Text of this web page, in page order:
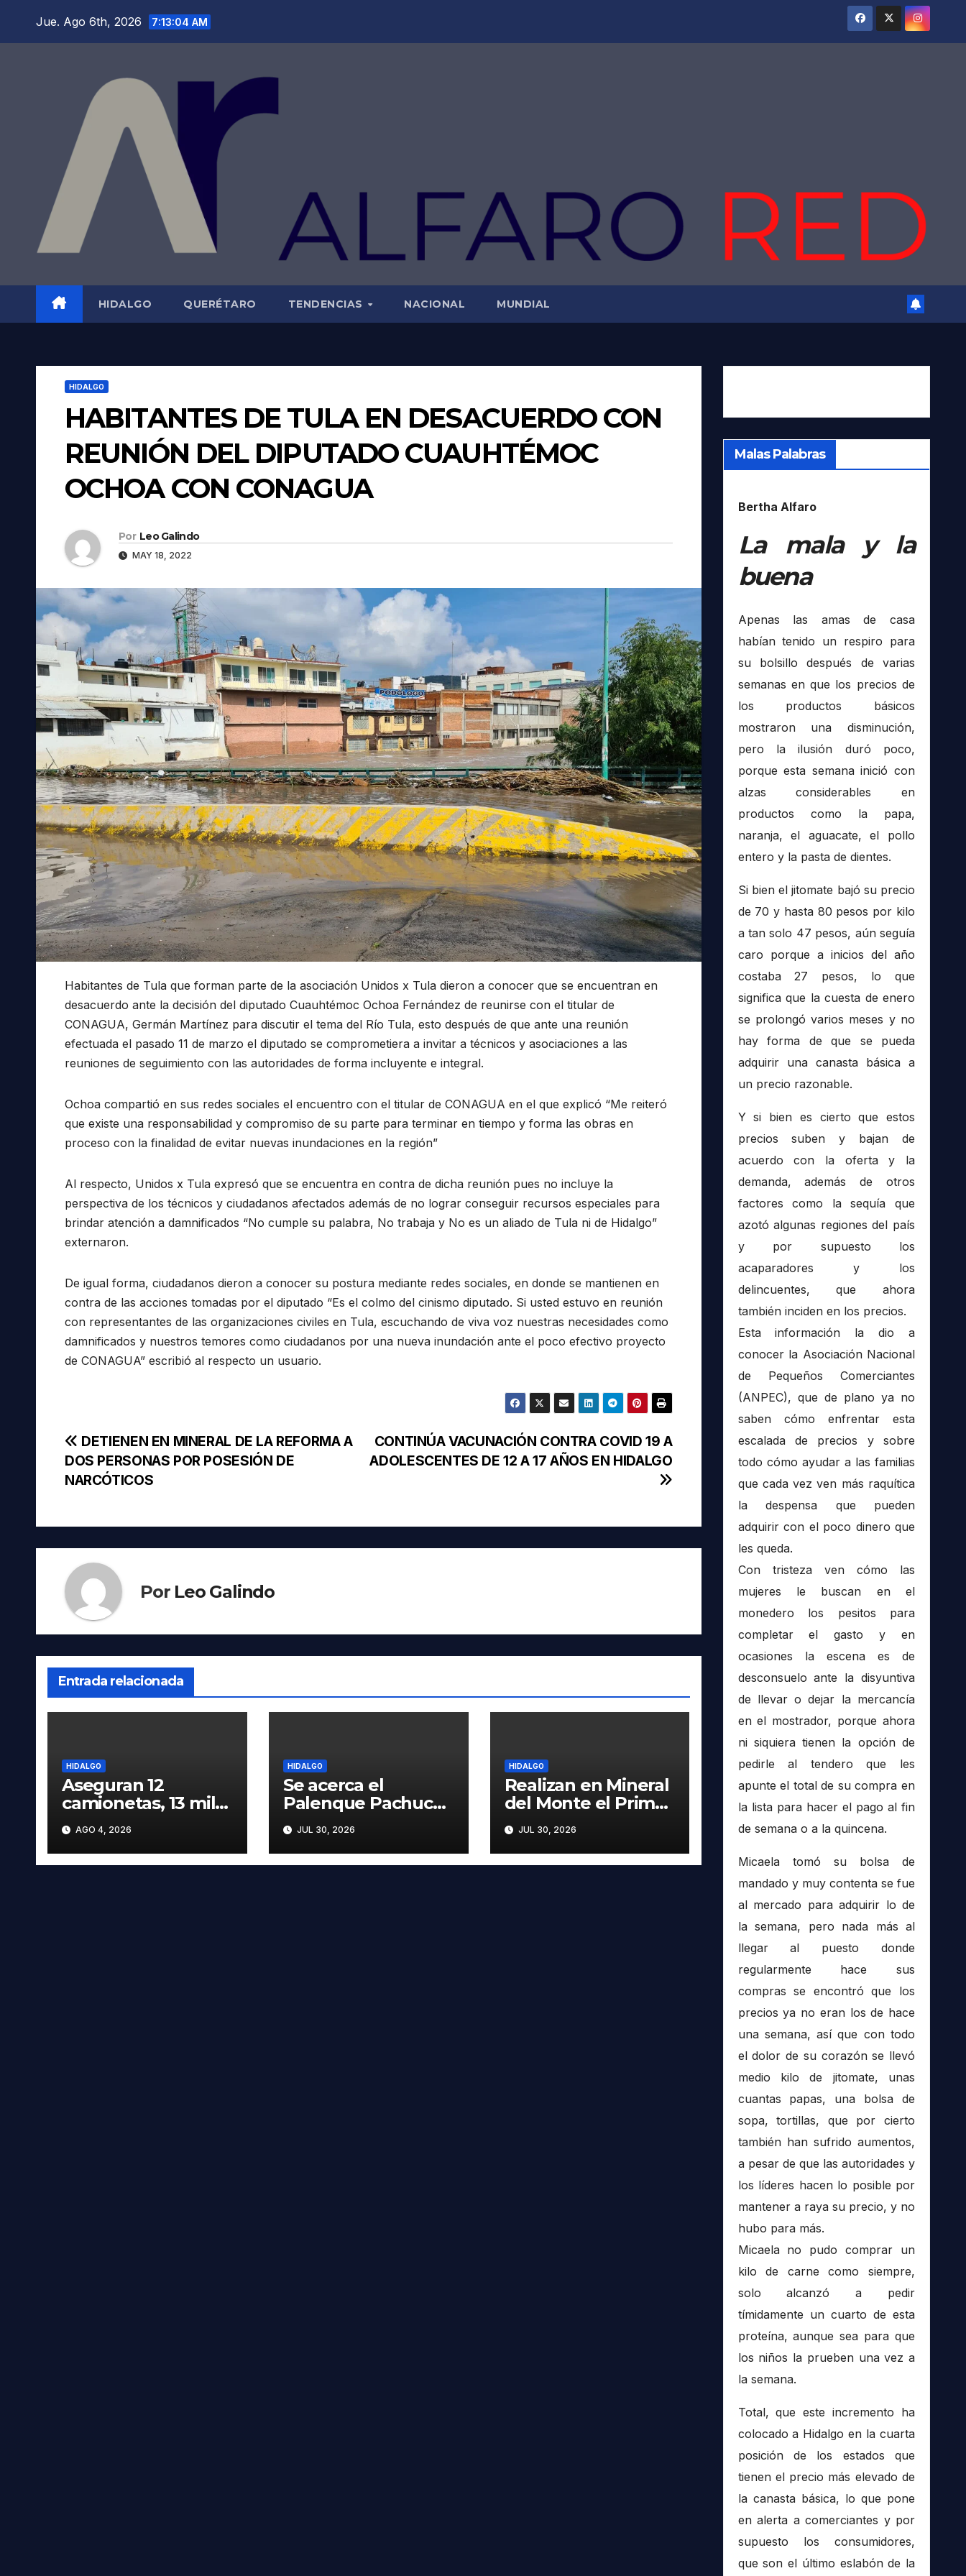
Jue. Ago 6th, 2026 7:13:05 AM
HIDALGO QUERÉTARO TENDENCIAS NACIONAL MUNDIAL
HIDALGO
HABITANTES DE TULA EN DESACUERDO CON
REUNIÓN DEL DIPUTADO CUAUHTÉMOC
OCHOA CON CONAGUA
Por Leo Galindo
MAY 18, 2022
Habitantes de Tula que forman parte de la asociación Unidos x Tula dieron a conocer que se encuentran en
desacuerdo ante la decisión del diputado Cuauhtémoc Ochoa Fernández de reunirse con el titular de
CONAGUA, Germán Martínez para discutir el tema del Río Tula, esto después de que ante una reunión
efectuada el pasado 11 de marzo el diputado se comprometiera a invitar a técnicos y asociaciones a las
reuniones de seguimiento con las autoridades de forma incluyente e integral.
Ochoa compartió en sus redes sociales el encuentro con el titular de CONAGUA en el que explicó “Me reiteró
que existe una responsabilidad y compromiso de su parte para terminar en tiempo y forma las obras en
proceso con la finalidad de evitar nuevas inundaciones en la región”
Al respecto, Unidos x Tula expresó que se encuentra en contra de dicha reunión pues no incluye la
perspectiva de los técnicos y ciudadanos afectados además de no lograr conseguir recursos especiales para
brindar atención a damnificados “No cumple su palabra, No trabaja y No es un aliado de Tula ni de Hidalgo”
externaron.
De igual forma, ciudadanos dieron a conocer su postura mediante redes sociales, en donde se mantienen en
contra de las acciones tomadas por el diputado “Es el colmo del cinismo diputado. Si usted estuvo en reunión
con representantes de las organizaciones civiles en Tula, escuchando de viva voz nuestras necesidades como
damnificados y nuestros temores como ciudadanos por una nueva inundación ante el poco efectivo proyecto
de CONAGUA” escribió al respecto un usuario.
Navegación
de
CONTINÚA VACUNACIÓN CONTRA COVID 19 A
ADOLESCENTES DE 12 A 17 AÑOS EN HIDALGO
DETIENEN EN MINERAL DE LA REFORMA A
DOS PERSONAS POR POSESIÓN DE
NARCÓTICOS
Por Leo Galindo
Entrada relacionada
HIDALGO
Aseguran 12
camionetas, 13 mil
600 litros de
hidrocarburo y dos
vehículos robados
AGO 4, 2026
HIDALGO
Se acerca el
Palenque Pachuca
2026; te dejamos la
cartelera completa,
las fechas y los
JUL 30, 2026
HIDALGO
Realizan en Mineral
del Monte el Primer
Foro Estatal contra
la Trata de
Personas
JUL 30, 2026
Malas Palabras
Bertha Alfaro
La mala y la
buena
Apenas las amas de casa
habían tenido un respiro para
su bolsillo después de varias
semanas en que los precios de
los productos básicos
mostraron una disminución,
pero la ilusión duró poco,
porque esta semana inició con
alzas considerables en
productos como la papa,
naranja, el aguacate, el pollo
entero y la pasta de dientes.
Si bien el jitomate bajó su precio
de 70 y hasta 80 pesos por kilo
a tan solo 47 pesos, aún seguía
caro porque a inicios del año
costaba 27 pesos, lo que
significa que la cuesta de enero
se prolongó varios meses y no
hay forma de que se pueda
adquirir una canasta básica a
un precio razonable.
Y si bien es cierto que estos
precios suben y bajan de
acuerdo con la oferta y la
demanda, además de otros
factores como la sequía que
azotó algunas regiones del país
y por supuesto los
acaparadores y los
delincuentes, que ahora
también inciden en los precios.
Esta información la dio a
conocer la Asociación Nacional
de Pequeños Comerciantes
(ANPEC), que de plano ya no
saben cómo enfrentar esta
escalada de precios y sobre
todo cómo ayudar a las familias
que cada vez ven más raquítica
la despensa que pueden
adquirir con el poco dinero que
les queda.
Con tristeza ven cómo las
mujeres le buscan en el
monedero los pesitos para
completar el gasto y en
ocasiones la escena es de
desconsuelo ante la disyuntiva
de llevar o dejar la mercancía
en el mostrador, porque ahora
ni siquiera tienen la opción de
pedirle al tendero que les
apunte el total de su compra en
la lista para hacer el pago al fin
de semana o a la quincena.
Micaela tomó su bolsa de
mandado y muy contenta se fue
al mercado para adquirir lo de
la semana, pero nada más al
llegar al puesto donde
regularmente hace sus
compras se encontró que los
precios ya no eran los de hace
una semana, así que con todo
el dolor de su corazón se llevó
medio kilo de jitomate, unas
cuantas papas, una bolsa de
sopa, tortillas, que por cierto
también han sufrido aumentos,
a pesar de que las autoridades y
los líderes hacen lo posible por
mantener a raya su precio, y no
hubo para más.
Micaela no pudo comprar un
kilo de carne como siempre,
solo alcanzó a pedir
tímidamente un cuarto de esta
proteína, aunque sea para que
los niños la prueben una vez a
la semana.
Total, que este incremento ha
colocado a Hidalgo en la cuarta
posición de los estados que
tienen el precio más elevado de
la canasta básica, lo que pone
en alerta a comerciantes y por
supuesto los consumidores,
que son el último eslabón de la